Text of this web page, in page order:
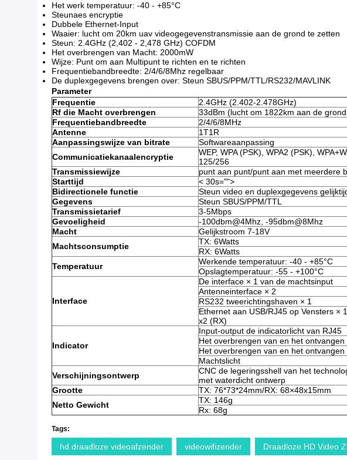
Het werk temperatuur: -40 - +85°C
Steunaes encryptie
Dubbele Ethernet-Input
Waaier: lucht om 20km uav videogegevenstransmissie aan de grond te zetten
Steun: 2.4GHz (2,402 - 2,478 GHz) COFDM
Het overbrengen van Macht: 2000mW
Wijze: Punt om aan Multipunt te richten en te richten
Frequentiebandbreedte: 2/4/6/8Mhz regelbaar
De duplexgegevens brengen over: Steun SBUS/PPM/TTL/RS232/MAVLINK
Parameter
Frequentie
2.4GHz (2.402-2.478GHz)
Rf die Macht overbrengen
33dBm (lucht om 1822km aan de
Frequentiebandbreedte
2/4/6/8MHz
Antenne
1T1R
Aanpassingswijze van bitrate
Softwareaanpassing
Communicatiekanaalencryptie
WEP, WPA (PSK), WPA2 (PSK),
125/256
Transmissiewijze
punt aan punt/punt aan met meerdere
Starttijd
< 30s="">
Bidirectionele functie
Steun video en duplexgegevens
Gegevens
Steun SBUS/PPM/TTL
Transmissietarief
3-5Mbps
Gevoeligheid
-100dbm@4Mhz, -95dbm@8Mhz
Macht
Gelijkstroom 7-18V
Machtsconsumptie
TX: 6Watts
RX: 6Watts
Temperatuur
Werkende temperatuur: -40 - +85°C
Opslagtemperatuur: -55 - +100°C
Interface
De interface × 1 van de machtsinput
Antenneinterface × 2
RS232 tweerichtingshaven × 1
Ethernet aan USB/RJ45 op Vensters ×
x2 (RX)
Indicator
Input-output de indicatorlicht van RJ45
Het overbrengen van en het
Het overbrengen van en het
Machtslicht
Verschijningsontwerp
CNC de legeringsshell van het
met waterdicht ontwerp
Grootte
TX: 76*73*24mm/RX: 68×48x15mm
Netto Gewicht
TX: 146g
Rx: 68g
Tags:
hd draadloze videoafzender videowifizender Draadloze HD Video